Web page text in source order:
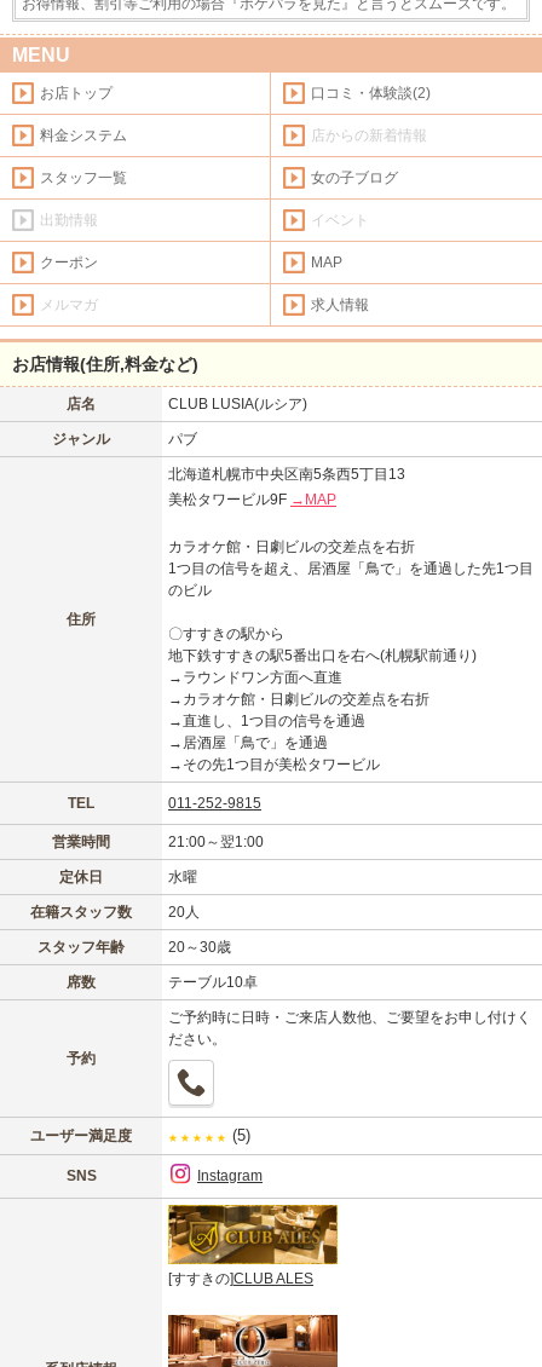
MENU
お店トップ 口コミ・体験談(2)
料金システム 店からの新着情報
スタッフ一覧 女の子ブログ
出勤情報 イベント
クーポン MAP
メルマガ 求人情報
お店情報(住所,料金など)
店名 CLUB LUSIA(ルシア)
ジャンル パブ
住所
北海道札幌市中央区南5条西5丁目13
美松タワービル9F →MAP
カラオケ館・日劇ビルの交差点を右折
1つ目の信号を超え、居酒屋「鳥で」を通過した先1つ目
のビル
〇すすきの駅から
地下鉄すすきの駅5番出口を右へ(札幌駅前通り)
→ラウンドワン方面へ直進
→カラオケ館・日劇ビルの交差点を右折
→直進し、1つ目の信号を通過
→居酒屋「鳥で」を通過
→その先1つ目が美松タワービル
TEL 011-252-9815
営業時間 21:00～翌1:00
定休日 水曜
在籍スタッフ数 20人
スタッフ年齢 20～30歳
席数 テーブル10卓
予約
ご予約時に日時・ご来店人数他、ご要望をお申し付けく
ださい。
ユーザー満足度 ★ ★ ★ ★ ★ (5)
SNS Instagram
[すすきの]CLUB ALES
LINE X (旧Twitter)
お店のURLをコピー
会員ログイン
女の子ログイン
店舗ログイン
新規会員登録
北海道 東北
北陸
静岡
九州
沖縄